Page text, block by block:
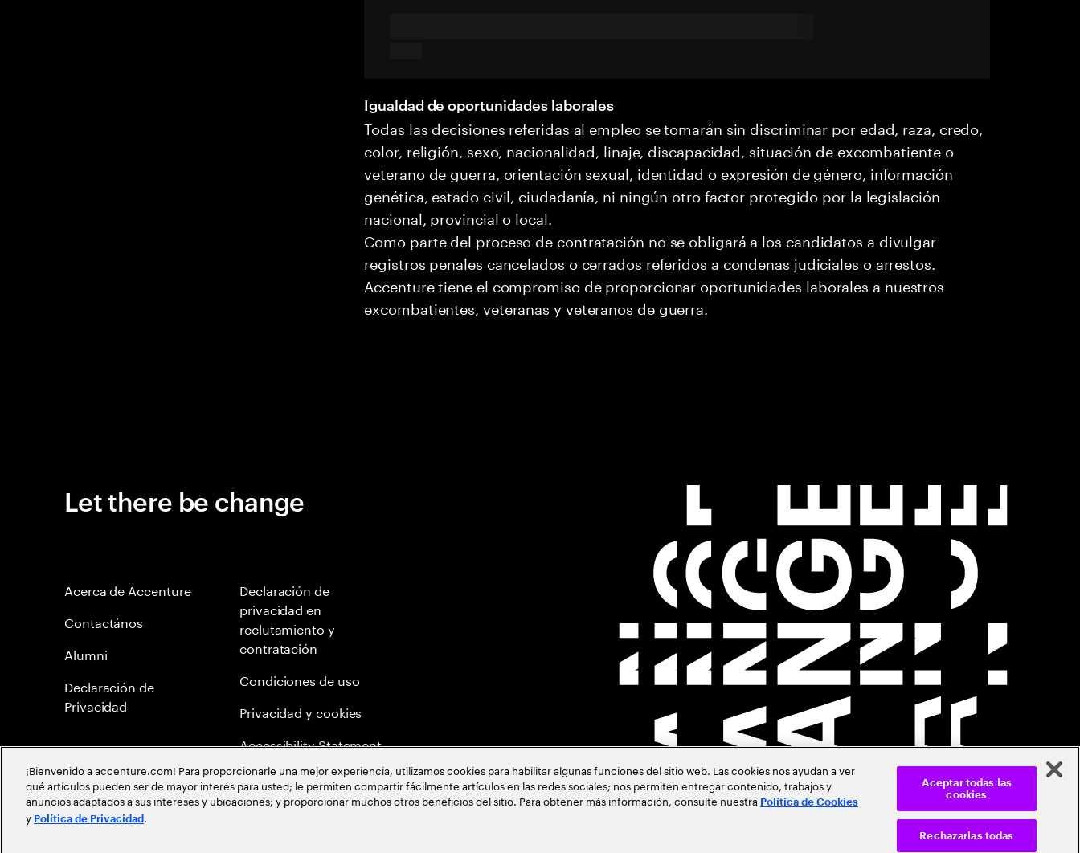
Igualdad de oportunidades laborales
Todas las decisiones referidas al empleo se tomarán sin discriminar por edad, raza, credo,
color, religión, sexo, nacionalidad, linaje, discapacidad, situación de excombatiente o
veterano de guerra, orientación sexual, identidad o expresión de género, información
genética, estado civil, ciudadanía, ni ningún otro factor protegido por la legislación
nacional, provincial o local.
Como parte del proceso de contratación no se obligará a los candidatos a divulgar
registros penales cancelados o cerrados referidos a condenas judiciales o arrestos.
Accenture tiene el compromiso de proporcionar oportunidades laborales a nuestros
excombatientes, veteranas y veteranos de guerra.
Let there be change
Acerca de Accenture
Contactános
Alumni
Declaración de
Privacidad
Declaración de
privacidad en
reclutamiento y
contratación
Condiciones de uso
Privacidad y cookies
Accessibility Statement
Mapa del Sitio
Política de meritocracia
¡Bienvenido a accenture.com! Para proporcionarle una mejor experiencia, utilizamos cookies para habilitar algunas funciones del sitio web. Las cookies nos ayudan a ver
qué artículos pueden ser de mayor interés para usted; le permiten compartir fácilmente artículos en las redes sociales; nos permiten entregar contenido, trabajos y
anuncios adaptados a sus intereses y ubicaciones; y proporcionar muchos otros beneficios del sitio. Para obtener más información, consulte nuestra Política de Cookies
y Política de Privacidad .
Rechazarlas todas
Aceptar todas las
cookies